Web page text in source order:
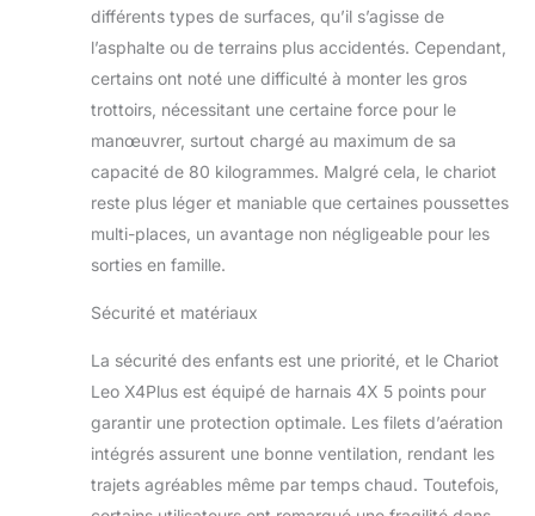
en tissu de lin
Oxford 600D.
[Pousser et tirer] La
poignée de
poussée extra
longue est de forme
ergonomique et
brille par son
superbe look en
similicuir et son
ressort dans le joint
afin que la poignée
ne tombe pas au
rangement
spacieux]
différents types de surfaces, qu’il s’agisse de
l’asphalte ou de terrains plus accidentés. Cependant,
certains ont noté une difficulté à monter les gros
trottoirs, nécessitant une certaine force pour le
manœuvrer, surtout chargé au maximum de sa
capacité de 80 kilogrammes. Malgré cela, le chariot
reste plus léger et maniable que certaines poussettes
multi-places, un avantage non négligeable pour les
sorties en famille.
Sécurité et matériaux
La sécurité des enfants est une priorité, et le Chariot
Leo X4Plus est équipé de harnais 4X 5 points pour
garantir une protection optimale. Les filets d’aération
intégrés assurent une bonne ventilation, rendant les
trajets agréables même par temps chaud. Toutefois,